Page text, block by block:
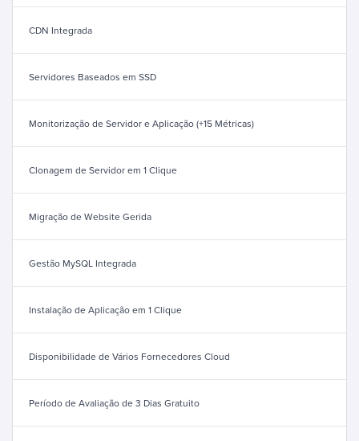
CDN Integrada
Servidores Baseados em SSD
Monitorização de Servidor e Aplicação (+15 Métricas)
Clonagem de Servidor em 1 Clique
Migração de Website Gerida
Gestão MySQL Integrada
Instalação de Aplicação em 1 Clique
Disponibilidade de Vários Fornecedores Cloud
Período de Avaliação de 3 Dias Gratuito